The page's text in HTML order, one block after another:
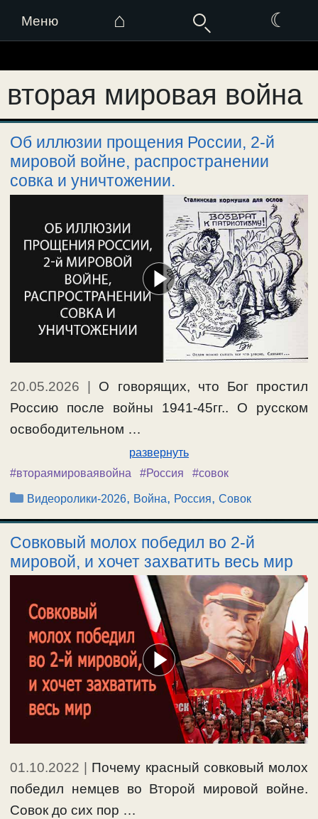
Меню ⌂ ☾
к
содержимому
вторая мировая война
Об иллюзии прощения России, 2-й
мировой войне, распространении
совка и уничтожении.
20.05.2026 | О говорящих, что Бог простил
Россию после войны 1941-45гг.. О русском
освободительном …
развернуть
#втораямироваявойна
#Россия #совок
Рубрики
Видеоролики-2026, Война, Россия,Совок
Совковый молох победил во 2-й
мировой, и хочет захватить весь мир
01.10.2022 | Почему красный совковый молох
победил немцев во Второй мировой войне.
Совок до сих пор …